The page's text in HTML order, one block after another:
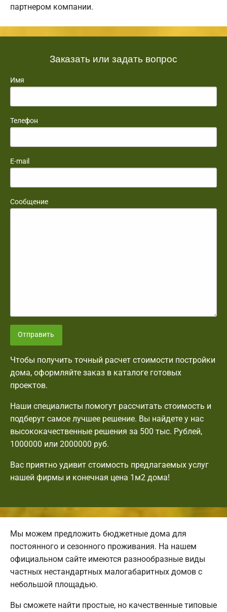
партнером компании.
Заказать или задать вопрос
Имя
Телефон
E-mail
Сообщение
Отправить
Чтобы получить точный расчет стоимости постройки
дома, оформляйте заказ в каталоге готовых
проектов.
Наши специалисты помогут рассчитать стоимость и
подберут самое лучшее решение. Вы найдете у нас
высококачественные решения за 500 тыс. Рублей,
1000000 или 2000000 руб.
Вас приятно удивит стоимость предлагаемых услуг
нашей фирмы и конечная цена 1м2 дома!
Мы можем предложить бюджетные дома для
постоянного и сезонного проживания. На нашем
официальном сайте имеются разнообразные виды
частных нестандартных малогабаритных домов с
небольшой площадью.
Вы сможете найти простые, но качественные типовые